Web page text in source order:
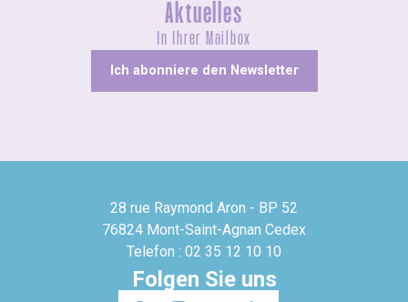
Aktuelles
In Ihrer Mailbox
Ich abonniere den Newsletter
28 rue Raymond Aron - BP 52
76824 Mont-Saint-Agnan Cedex
Telefon : 02 35 12 10 10
Folgen Sie uns